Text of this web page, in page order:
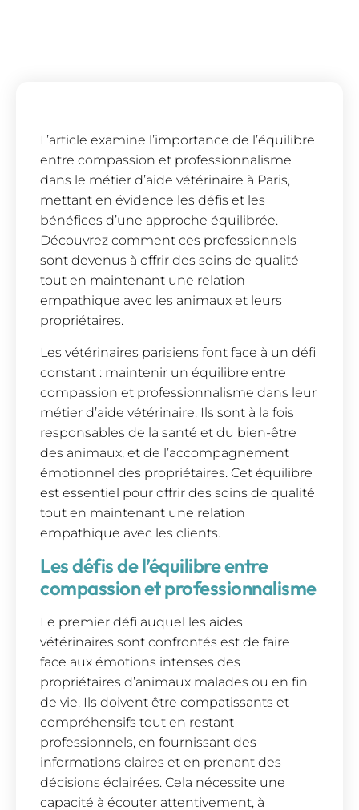
L’article examine l’importance de l’équilibre
entre compassion et professionnalisme
dans le métier d’aide vétérinaire à Paris,
mettant en évidence les défis et les
bénéfices d’une approche équilibrée.
Découvrez comment ces professionnels
sont devenus à offrir des soins de qualité
tout en maintenant une relation
empathique avec les animaux et leurs
propriétaires.
Les vétérinaires parisiens font face à un défi
constant : maintenir un équilibre entre
compassion et professionnalisme dans leur
métier d’aide vétérinaire. Ils sont à la fois
responsables de la santé et du bien-être
des animaux, et de l’accompagnement
émotionnel des propriétaires. Cet équilibre
est essentiel pour offrir des soins de qualité
tout en maintenant une relation
empathique avec les clients.
Les défis de l’équilibre entre
compassion et professionnalisme
Le premier défi auquel les aides
vétérinaires sont confrontés est de faire
face aux émotions intenses des
propriétaires d’animaux malades ou en fin
de vie. Ils doivent être compatissants et
compréhensifs tout en restant
professionnels, en fournissant des
informations claires et en prenant des
décisions éclairées. Cela nécessite une
capacité à écouter attentivement, à